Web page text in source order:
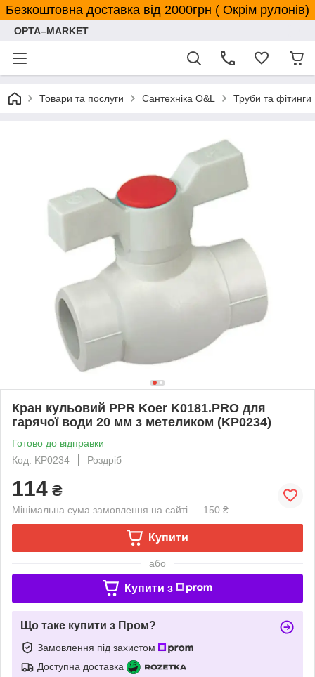
Безкоштовна доставка від 2000грн ( Окрім рулонів)
OPTA–MARKET
Товари та послуги Сантехніка O&L Труби та фітинги
Кран кульовий PPR Koer K0181.PRO для
гарячої води 20 мм з метеликом (KP0234)
Готово до відправки
Код: KP0234
Роздріб
114 ₴
Мінімальна сума замовлення на сайті — 150 ₴
Купити
або
Купити з
Що таке купити з Пром?
Замовлення під захистом
Доступна доставка